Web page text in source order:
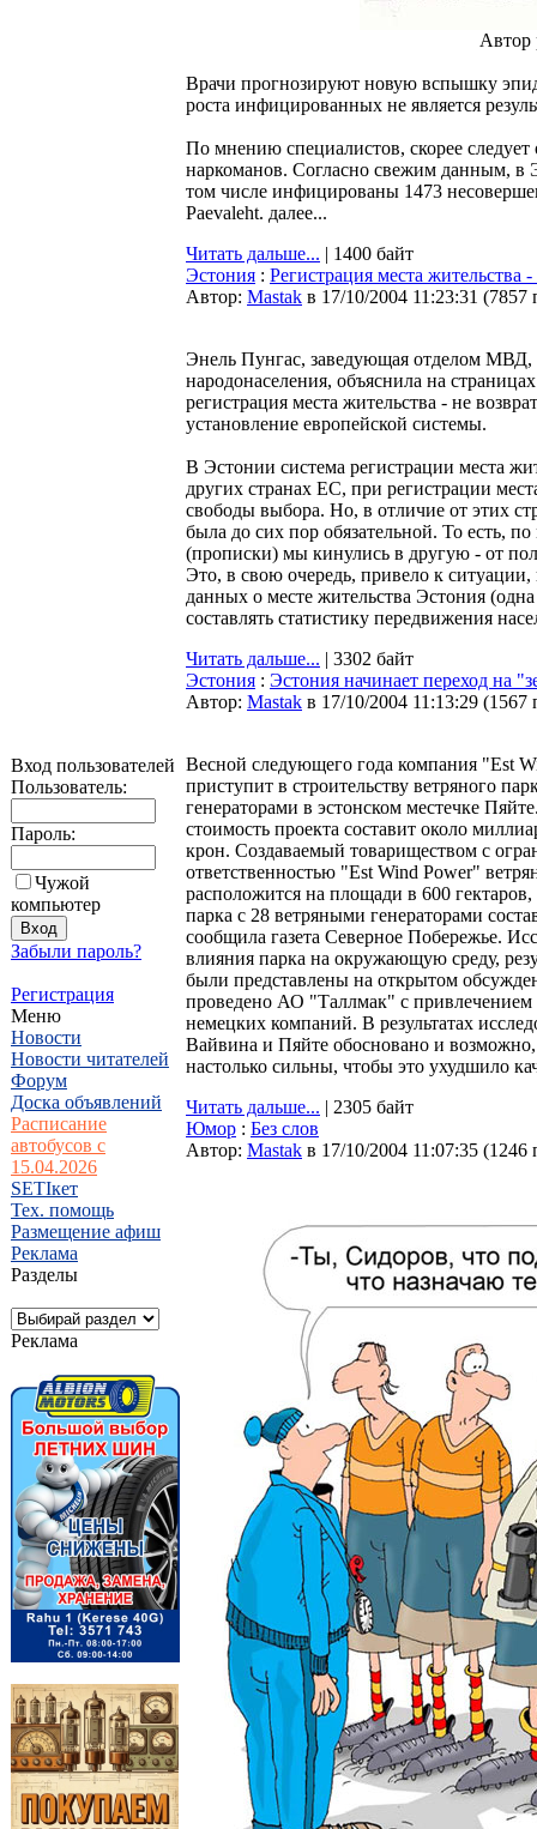
Вход пользователей
Пользователь:
Пароль:
Чужой
компьютер
Забыли пароль?
Регистрация
Меню
Новости
Новости читателей
Форум
Доска объявлений
Расписание
автобусов с
15.04.2026
SETIкет
Тех. помощь
Размещение афиш
Реклама
Разделы
Реклама
Автор
Врачи прогнозируют новую вспышку
роста инфицированных не является
По мнению специалистов, скорее
наркоманов. Согласно свежим данным, в
том числе инфицированы 1473
Pаevaleht. далее...
Читать дальше... | 1400 байт
Эстония : Регистрация места жительства
Автор: Мastak в 17/10/2004 11:23:31 (7857
Энель Пунгас, заведующая отделом МВД,
народонаселения, объяснила на
регистрация места жительства - не
установление европейской системы.
В Эстонии система регистрации места
других странах ЕС, при регистрации
свободы выбора. Но, в отличие от этих
была до сих пор обязательной. То есть,
(прописки) мы кинулись в другую - от
Это, в свою очередь, привело к ситуации,
данных о месте жительства Эстония
составлять статистику передвижения
Читать дальше... | 3302 байт
Эстония : Эстония начинает переход на
Автор: Мastak в 17/10/2004 11:13:29 (1567
Весной следующего года компания "Est
приступит в строительству ветряного
генераторами в эстонском местечке
стоимость проекта составит около
крон. Создаваемый товариществом с
ответственностью "Est Wind Power"
расположится на площади в 600
парка с 28 ветряными генераторами
сообщила газета Северное Побережье.
влияния парка на окружающую среду,
были представлены на открытом
проведено АО "Таллмак" с привлечением
немецких компаний. В результатах
Вайвина и Пяйте обосновано и
настолько сильны, чтобы это ухудшило
Читать дальше... | 2305 байт
Юмор : Без слов
Автор: Мastak в 17/10/2004 11:07:35 (1246